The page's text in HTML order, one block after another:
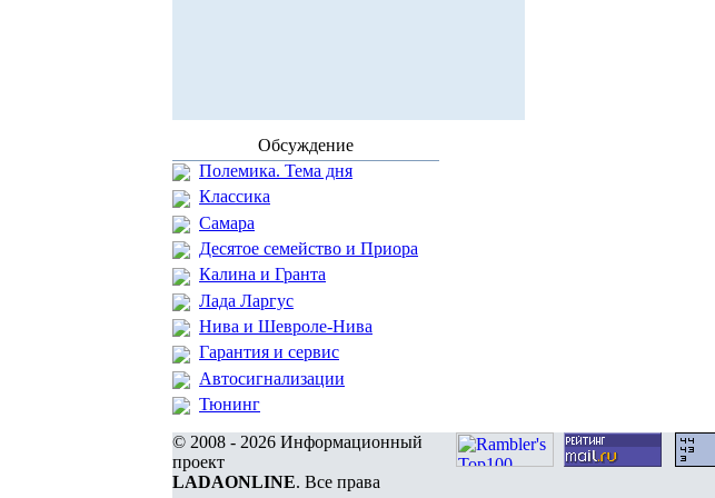
Обсуждение
Полемика. Тема дня
Классика
Самара
Десятое семейство и Приора
Калина и Гранта
Лада Ларгус
Нива и Шевроле-Нива
Гарантия и сервис
Автосигнализации
Тюнинг
© 2008 - 2026 Информационный
проект
LADAONLINE. Все права